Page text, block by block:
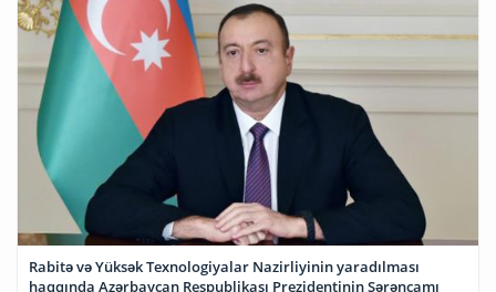
Rabitə və Yüksək Texnologiyalar Nazirliyinin yaradılması
haqqında Azərbaycan Respublikası Prezidentinin Sərəncamı